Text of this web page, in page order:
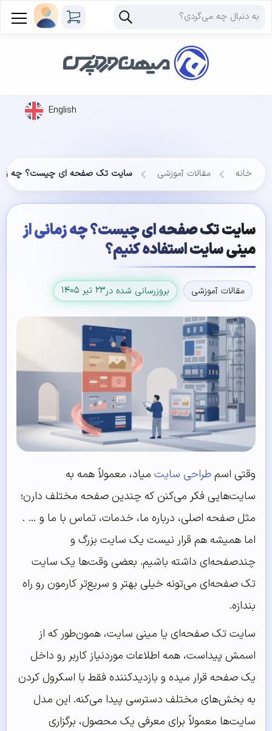
English
خانه مقالات آموزشی سایت تک صفحه ای چیست؟ چه
سایت تک صفحه ای چیست؟ چه زمانی از
مینی سایت استفاده کنیم؟
مقالات آموزشی بروزرسانی شده در۲۳ تیر ۱۴۰۵
وقتی اسمطراحی سایت میاد، معمولاً همه به
سایت‌هایی فکر می‌کنن که چندین صفحه مختلف دارن؛
مثل صفحه اصلی، درباره ما، خدمات، تماس با ما و … .
اما همیشه هم قرار نیست یک سایت بزرگ و
چندصفحه‌ای داشته باشیم. بعضی وقت‌ها یک سایت
تک صفحه‌ای می‌تونه خیلی بهتر و سریع‌تر کارمون رو راه
بندازه.
سایت تک صفحه‌ای یا مینی سایت، همون‌طور که از
اسمش پیداست، همه اطلاعات موردنیاز کاربر رو داخل
یک صفحه قرار میده و بازدیدکننده فقط با اسکرول کردن
به بخش‌های مختلف دسترسی پیدا می‌کنه. این مدل
سایت‌ها معمولاً برای معرفی یک محصول، برگزاری